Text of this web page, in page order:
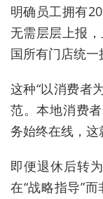
明确员工拥有
无需层层上报
国所有门店统一
这种“以消费者
范。本地消费
务始终在线，这
即便退休后转
在“战略指导”